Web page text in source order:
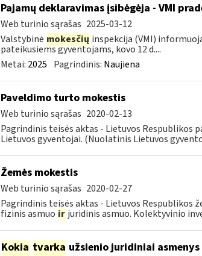
Pajamų deklaravimas įsibėgėja - VMI
Web turinio sąrašas 2025-03-12
Valstybinė mokesčių inspekcija (VMI)
pateikusiems gyventojams, kovo 12 d....
Metai: 2025 Pagrindinis: Naujiena
Paveldimo turto mokestis
Web turinio sąrašas 2020-02-13
Pagrindinis teisės aktas - Lietuvos
Lietuvos gyventojai. (Nuolatinis Lietuvos
Žemės mokestis
Web turinio sąrašas 2020-02-27
Pagrindinis teisės aktas - Lietuvos Respublikos
fizinis asmuo ir juridinis asmuo. Kolektyvinio
Kokia tvarka užsienio juridiniai